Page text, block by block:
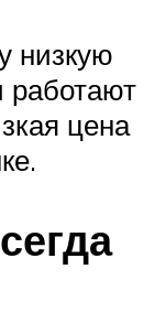
низкую
работают
цена